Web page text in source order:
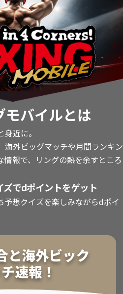
モバイルとは
近に。
海外ビッグマッチや月間ランキン
報で、リングの熱を余すところ
ズでdポイントをゲット
予想クイズを楽しみながらdポイ